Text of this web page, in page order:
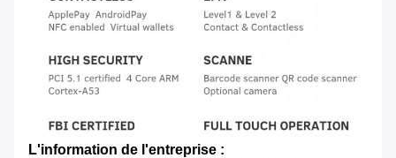
L'information de l'entreprise :